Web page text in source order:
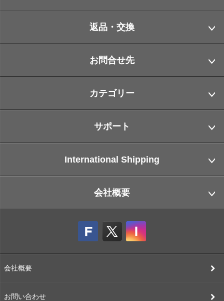
返品・交換
お問合せ先
カテゴリー
サポート
International Shipping
会社概要
会社概要
お問い合わせ